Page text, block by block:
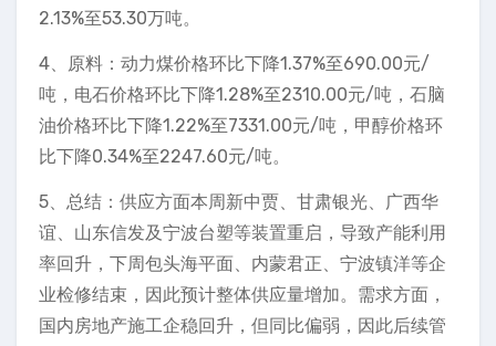
2.13%至53.30万吨。
4、原料：动力煤价格环比下降1.37%至690.00元/
吨，电石价格环比下降1.28%至2310.00元/吨，石脑
油价格环比下降1.22%至7331.00元/吨，甲醇价格环
比下降0.34%至2247.60元/吨。
5、总结：供应方面本周新中贾、甘肃银光、广西华
谊、山东信发及宁波台塑等装置重启，导致产能利用
率回升，下周包头海平面、内蒙君正、宁波镇洋等企
业检修结束，因此预计整体供应量增加。需求方面，
国内房地产施工企稳回升，但同比偏弱，因此后续管